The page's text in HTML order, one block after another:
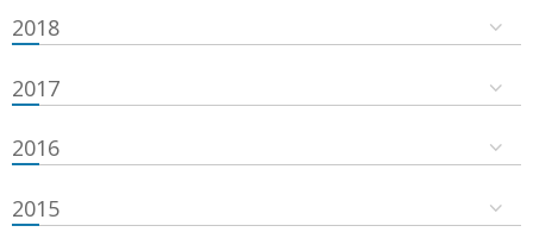
2018
2017
2016
2015